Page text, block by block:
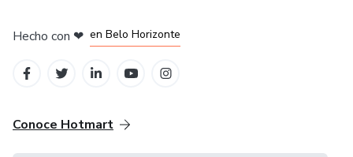
Hecho con ❤ en Belo Horizonte
Conoce Hotmart